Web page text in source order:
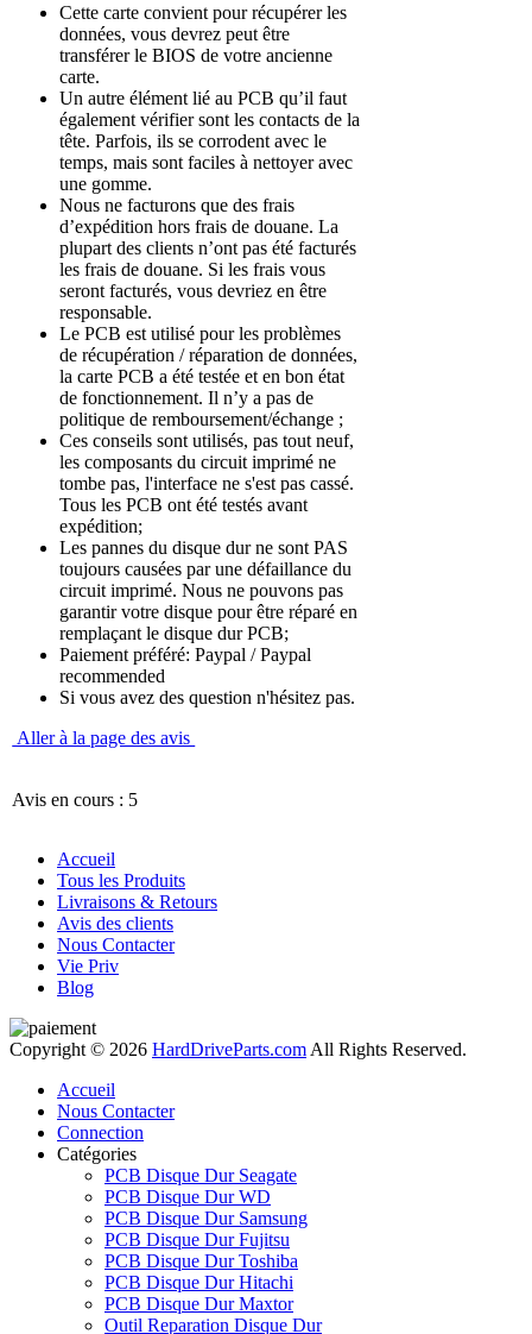
Cette carte convient pour récupérer les
données, vous devrez peut être
transférer le BIOS de votre ancienne
carte.
Un autre élément lié au PCB qu’il faut
également vérifier sont les contacts de la
tête. Parfois, ils se corrodent avec le
temps, mais sont faciles à nettoyer avec
une gomme.
Nous ne facturons que des frais
d’expédition hors frais de douane. La
plupart des clients n’ont pas été facturés
les frais de douane. Si les frais vous
seront facturés, vous devriez en être
responsable.
Le PCB est utilisé pour les problèmes
de récupération / réparation de données,
la carte PCB a été testée et en bon état
de fonctionnement. Il n’y a pas de
politique de remboursement/échange ;
Ces conseils sont utilisés, pas tout neuf,
les composants du circuit imprimé ne
tombe pas, l'interface ne s'est pas cassé.
Tous les PCB ont été testés avant
expédition;
Les pannes du disque dur ne sont PAS
toujours causées par une défaillance du
circuit imprimé. Nous ne pouvons pas
garantir votre disque pour être réparé en
remplaçant le disque dur PCB;
Paiement préféré: Paypal / Paypal
recommended
Si vous avez des question n'hésitez pas.
Aller à la page des avis
Avis en cours : 5
Accueil
Tous les Produits
Livraisons & Retours
Avis des clients
Nous Contacter
Vie Priv
Blog
Copyright © 2026 HardDriveParts.com All Rights Reserved.
Accueil
Nous Contacter
Connection
Catégories
PCB Disque Dur Seagate
PCB Disque Dur WD
PCB Disque Dur Samsung
PCB Disque Dur Fujitsu
PCB Disque Dur Toshiba
PCB Disque Dur Hitachi
PCB Disque Dur Maxtor
Outil Reparation Disque Dur